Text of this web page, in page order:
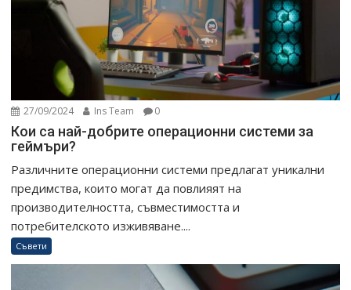
27/09/2024 Ins Team 0
Кои са най-добрите операционни системи за
геймъри?
Различните операционни системи предлагат уникални
предимства, които могат да повлияят на
производителността, съвместимостта и
потребителското изживяване....
Съвети